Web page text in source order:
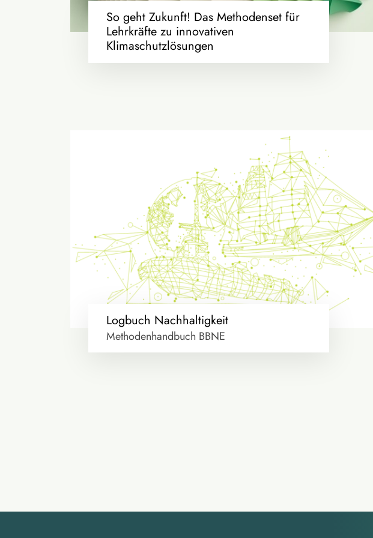
So geht Zukunft! Das Methodenset für
Lehrkräfte zu innovativen
Klimaschutzlösungen
Logbuch Nachhaltigkeit
Methodenhandbuch BBNE